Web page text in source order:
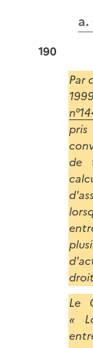
190
Par
pris
de
Le
«